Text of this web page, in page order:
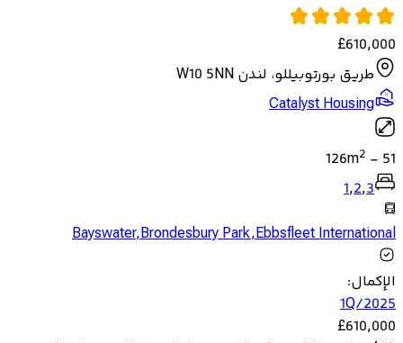
£610,000
طريق بورتوبيللو، لندن W10 5NN
Catalyst Housing
51
-
126m2
1,2,3
Bayswater,Brondesbury Park,Ebbsfleet International
الإكمال:
1Q/2025
£610,000